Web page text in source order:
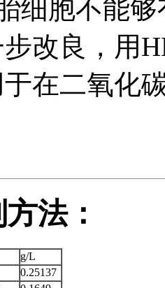
细胞不能
改良，用
在二氧化
法：
g/L
0.25137